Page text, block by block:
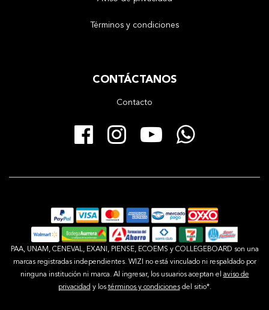
Términos y condiciones
CONTÁCTANOS
Contacto
Facebook
Instagram
YouTube
PAA, UNAM, CENEVAL, EXANI, PIENSE, ECOEMS y COLLEGEBOARD son una
marcas registradas independientes. WIZI no está vinculado ni respaldado por
ninguna institución ni marca. Al ingresar, los usuarios aceptan el aviso de
privacidad y los términos y condicionesdel sitio*.